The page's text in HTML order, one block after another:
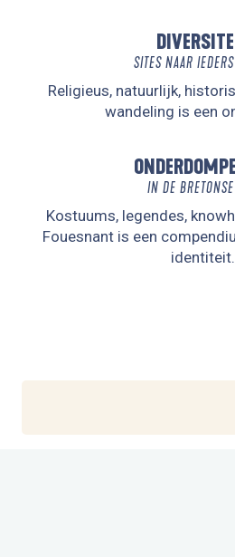
SITES NAAR
Religieus, natuurlijk,
wandeling is een
IN DE
Kostuums, legendes,
Fouesnant is een
identiteit.